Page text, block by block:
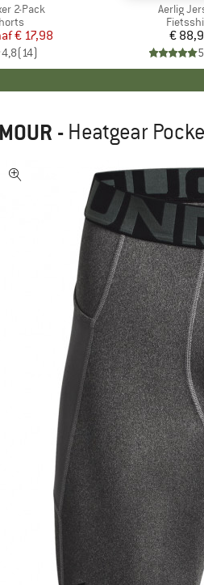
2-Pack
prijs
€ 17,98
4,8(14)
Artikel
Aerlig
€
- Heatgear